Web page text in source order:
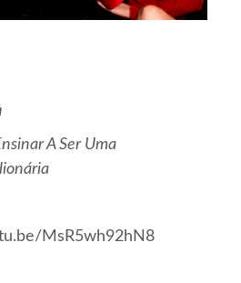
A Ser Uma
MsR5wh92hN8